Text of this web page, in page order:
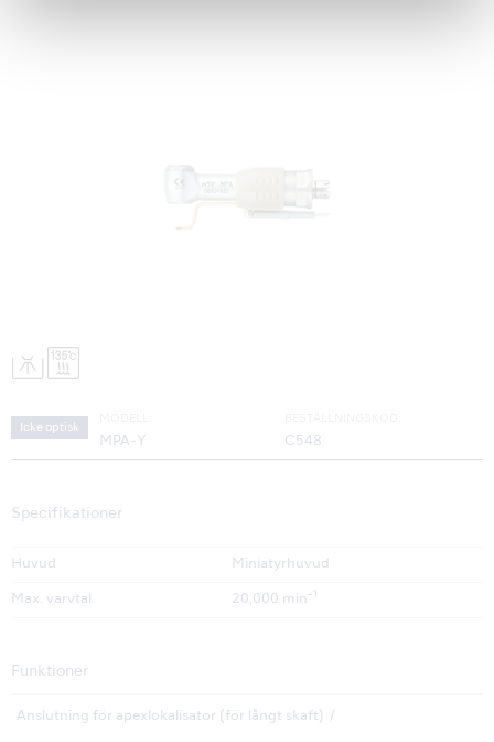
Icke optisk
MPA-Y C548
Specifikationer
Huvud Miniatyrhuvud
Max. varvtal 20,000 min -1
Funktioner
Anslutning för apexlokalisator (för långt skaft)